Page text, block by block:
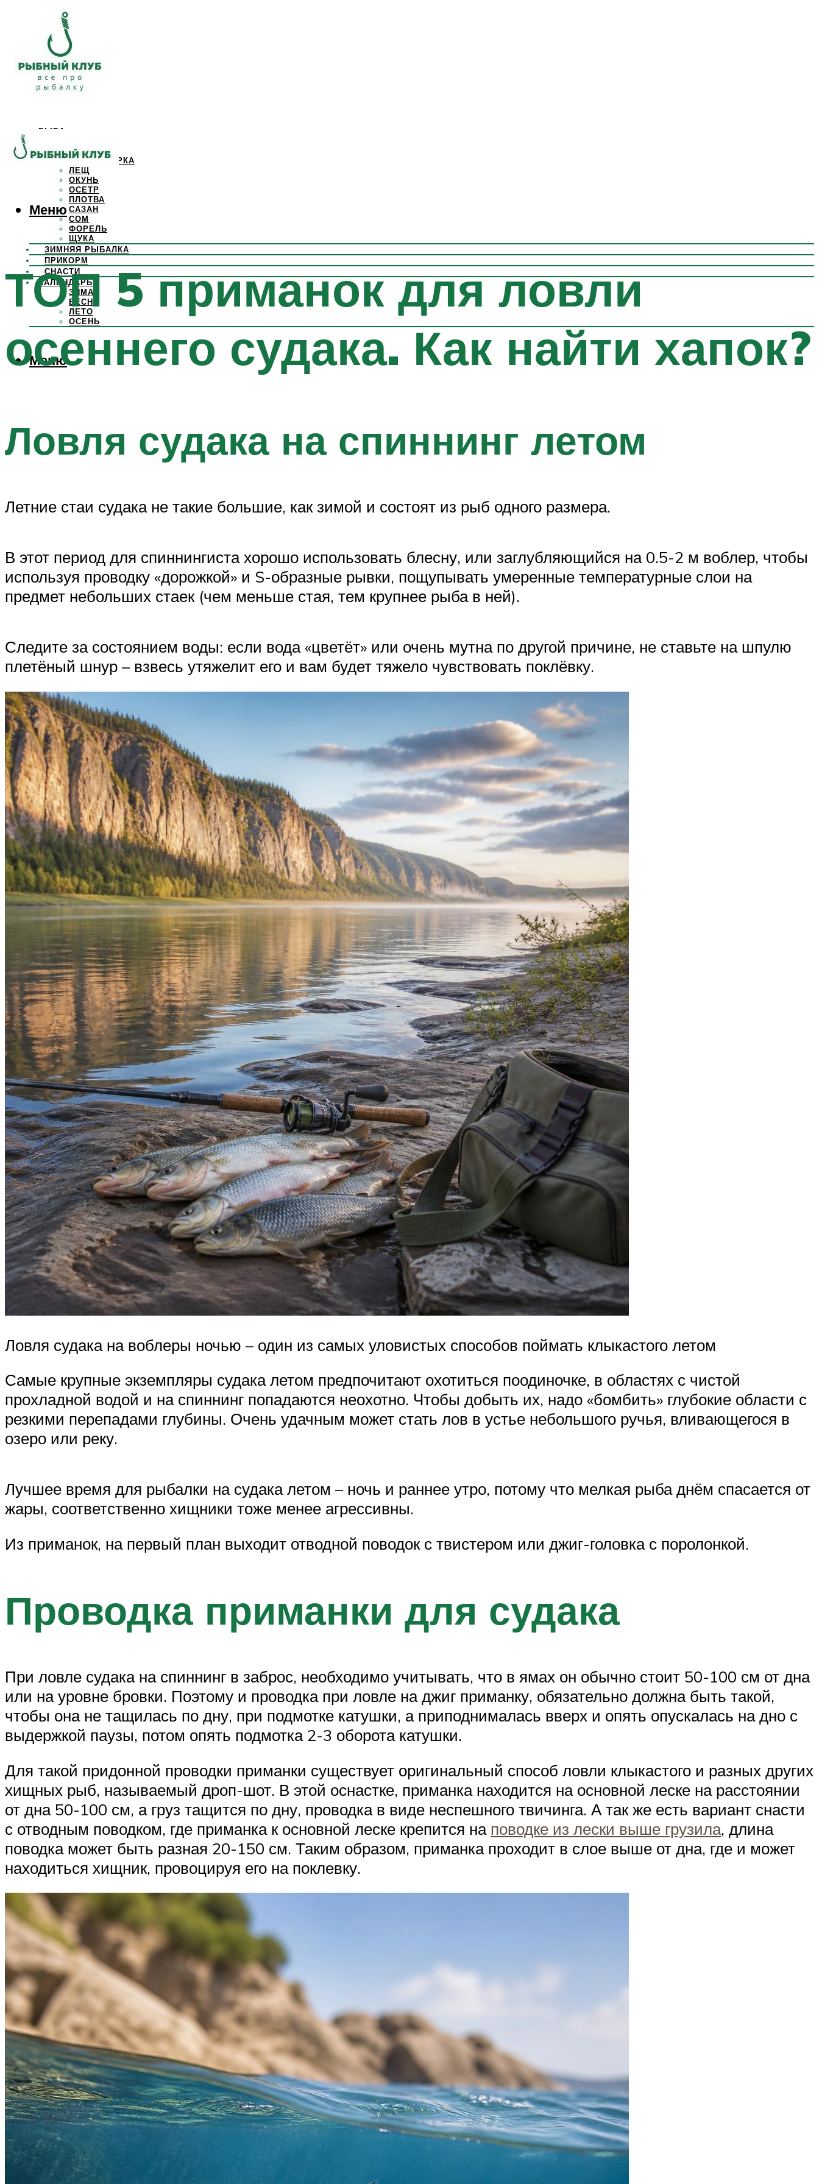
РЫБА
КАРП
КРАСНОПЕРКА
ЛЕЩ
ОКУНЬ
ОСЕТР
ПЛОТВА
САЗАН
СОМ
ФОРЕЛЬ
ЩУКА
ЗИМНЯЯ РЫБАЛКА
ПРИКОРМ
СНАСТИ
КАЛЕНДАРЬ
ЗИМА
ВЕСНА
ЛЕТО
ОСЕНЬ
Меню
Меню
ТОП 5 приманок для ловли
осеннего судака. Как найти хапок?
Ловля судака на спиннинг летом
Летние стаи судака не такие большие, как зимой и состоят из рыб одного размера.
В этот период для спиннингиста хорошо использовать блесну, или заглубляющийся на 0.5-2 м воблер, чтобы
используя проводку «дорожкой» и S-образные рывки, пощупывать умеренные температурные слои на
предмет небольших стаек (чем меньше стая, тем крупнее рыба в ней).
Следите за состоянием воды: если вода «цветёт» или очень мутна по другой причине, не ставьте на шпулю
плетёный шнур – взвесь утяжелит его и вам будет тяжело чувствовать поклёвку.
Ловля судака на воблеры ночью – один из самых уловистых способов поймать клыкастого летом
Самые крупные экземпляры судака летом предпочитают охотиться поодиночке, в областях с чистой
прохладной водой и на спиннинг попадаются неохотно. Чтобы добыть их, надо «бомбить» глубокие области с
резкими перепадами глубины. Очень удачным может стать лов в устье небольшого ручья, вливающегося в
озеро или реку.
Лучшее время для рыбалки на судака летом – ночь и раннее утро, потому что мелкая рыба днём спасается от
жары, соответственно хищники тоже менее агрессивны.
Из приманок, на первый план выходит отводной поводок с твистером или джиг-головка с поролонкой.
Проводка приманки для судака
При ловле судака на спиннинг в заброс, необходимо учитывать, что в ямах он обычно стоит 50-100 см от дна
или на уровне бровки. Поэтому и проводка при ловле на джиг приманку, обязательно должна быть такой,
чтобы она не тащилась по дну, при подмотке катушки, а приподнималась вверх и опять опускалась на дно с
выдержкой паузы, потом опять подмотка 2-3 оборота катушки.
Для такой придонной проводки приманки существует оригинальный способ ловли клыкастого и разных других
хищных рыб, называемый дроп-шот. В этой оснастке, приманка находится на основной леске на расстоянии
от дна 50-100 см, а груз тащится по дну, проводка в виде неспешного твичинга. А так же есть вариант снасти
с отводным поводком, где приманка к основной леске крепится на поводке из лески выше грузила, длина
поводка может быть разная 20-150 см. Таким образом, приманка проходит в слое выше от дна, где и может
находиться хищник, провоцируя его на поклевку.